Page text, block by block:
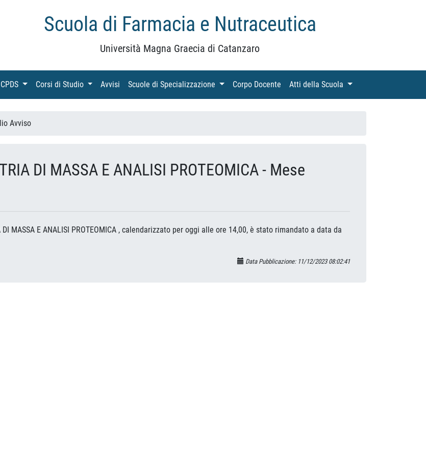
Scuola di Farmacia e Nutraceutica
Università Magna Graecia di Catanzaro
CPDS (current)Corsi di Studio (current)
Avvisi (current)
Scuole di Specializzazione (current)Corpo Docente (current)
Atti della Scuola (current)
Avviso
DI MASSA E ANALISI PROTEOMICA - Mese
MASSA E ANALISI PROTEOMICA , calendarizzato per oggi alle ore 14,00, è stato rimandato a data da
Data Pubblicazione: 11/12/2023 08:02:41